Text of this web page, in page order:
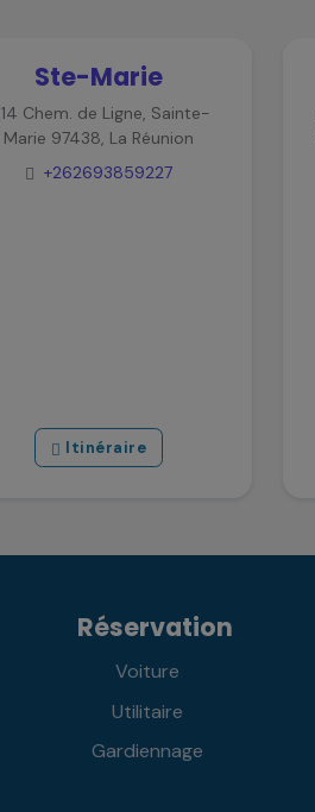
Ste-Marie
14 Chem. de Ligne, Sainte-
Marie 97438, La Réunion
+262693859227
Itinéraire
Réservation
Voiture
Utilitaire
Gardiennage